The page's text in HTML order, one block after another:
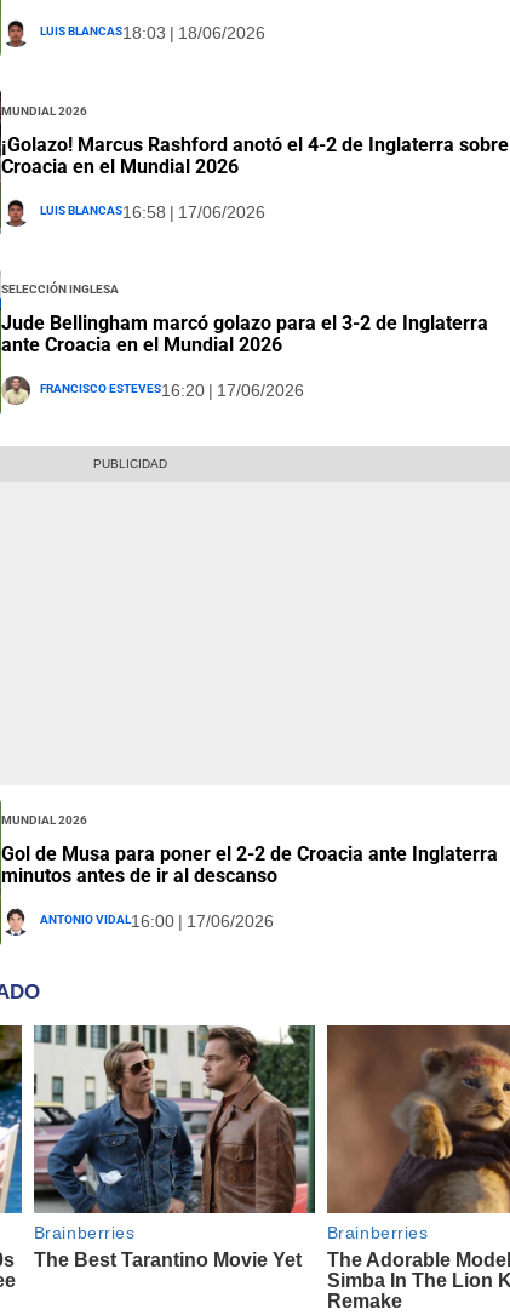
Luis Blancas18:03 | 18/06/2026
Mundial 2026
¡Golazo! Marcus Rashford anotó el 4-2 de Inglaterra sobre
Croacia en el Mundial 2026
Luis Blancas16:58 | 17/06/2026
Selección Inglesa
Jude Bellingham marcó golazo para el 3-2 de Inglaterra
ante Croacia en el Mundial 2026
Francisco Esteves16:20 | 17/06/2026
Mundial 2026
Gol de Musa para poner el 2-2 de Croacia ante Inglaterra
minutos antes de ir al descanso
Antonio Vidal16:00 | 17/06/2026